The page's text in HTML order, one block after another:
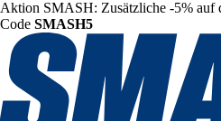
Aktion SMASH: Zusätzliche -5% auf
Code SMASH5